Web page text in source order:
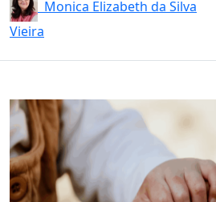
Monica Elizabeth da Silva
Vieira